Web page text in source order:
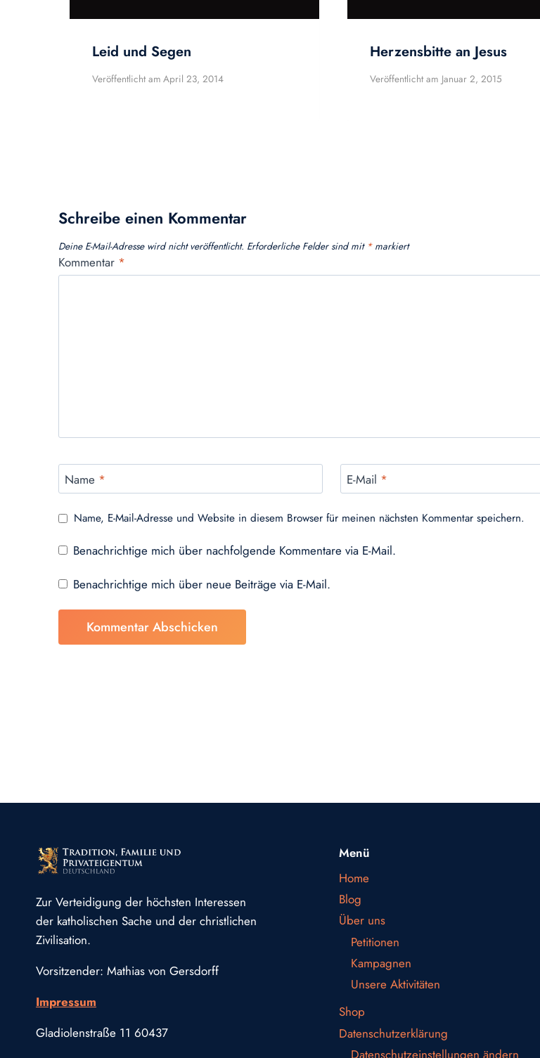
Leid und Segen
Veröffentlicht am April 23, 2014
Herzensbitte an Jesus
Veröffentlicht am Januar 2, 2015
Schreibe einen Kommentar
Deine E-Mail-Adresse wird nicht veröffentlicht. Erforderliche Felder sind mit *markiert
Kommentar *
Name * E-Mail *
Name, E-Mail-Adresse und Website in diesem Browser für meinen nächsten Kommentar speichern.
Benachrichtige mich über nachfolgende Kommentare via E-Mail.
Benachrichtige mich über neue Beiträge via E-Mail.
Zur Verteidigung der höchsten Interessen
der katholischen Sache und der christlichen
Zivilisation.
Vorsitzender: Mathias von Gersdorff
Impressum
Gladiolenstraße 11 60437
Menü
Home
Blog
Über uns
Petitionen
Kampagnen
Unsere Aktivitäten
Shop
Datenschutzerklärung
Datenschutzeinstellungen ändern